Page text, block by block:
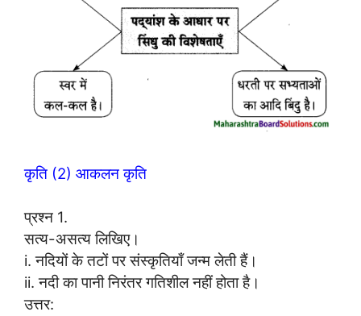
कृति (2) आकलन कृति
प्रश्न 1.
सत्य-असत्य लिखिए।
i. नदियों के तटों पर संस्कृतियाँ जन्म लेती हैं।
ii. नदी का पानी निरंतर गतिशील नहीं होता है।
उत्तर: